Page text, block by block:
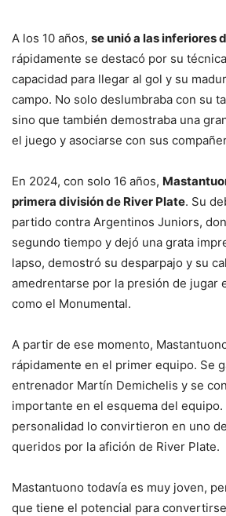
A los 10 años, se unió a las inferiores
rápidamente se destacó por su
capacidad para llegar al gol y su
campo. No solo deslumbraba con su
sino que también demostraba una
el juego y asociarse con sus
En 2024, con solo 16 años,
primera división de River Plate. Su
partido contra Argentinos Juniors,
segundo tiempo y dejó una grata
lapso, demostró su desparpajo y su
amedrentarse por la presión de jugar
como el Monumental.
A partir de ese momento,
rápidamente en el primer equipo. Se
entrenador Martín Demichelis y se
importante en el esquema del equipo.
personalidad lo convirtieron en uno
queridos por la afición de River Plate.
Mastantuono todavía es muy joven,
que tiene el potencial para